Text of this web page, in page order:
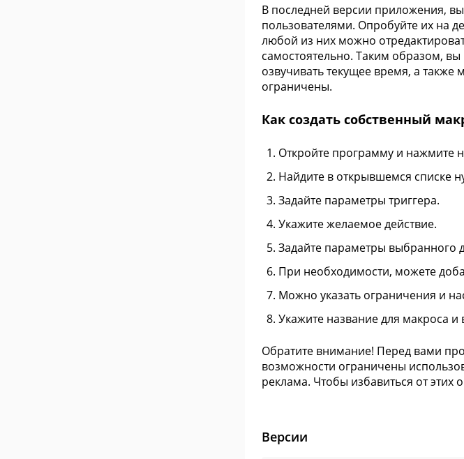
В последней версии приложения,
пользователями. Опробуйте их на
любой из них можно
самостоятельно. Таким образом,
озвучивать текущее время, а
ограничены.
Как создать собственный
Откройте программу и нажмите
Найдите в открывшемся списке
Задайте параметры триггера.
Укажите желаемое действие.
Задайте параметры выбранного
При необходимости, можете
Можно указать ограничения и
Укажите название для макроса и
Обратите внимание! Перед вами
возможности ограничены
реклама. Чтобы избавиться от
Версии